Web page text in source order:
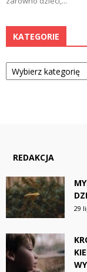
KATEGORIE
Kategorie
REDAKCJA
29